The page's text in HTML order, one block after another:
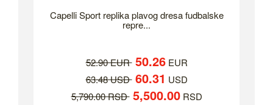
Capelli Sport replika plavog dresa fudbalske
repre...
52.90 EUR 50.26EUR
63.48 USD 60.31 USD
5,790.00 RSD 5,500.00RSD